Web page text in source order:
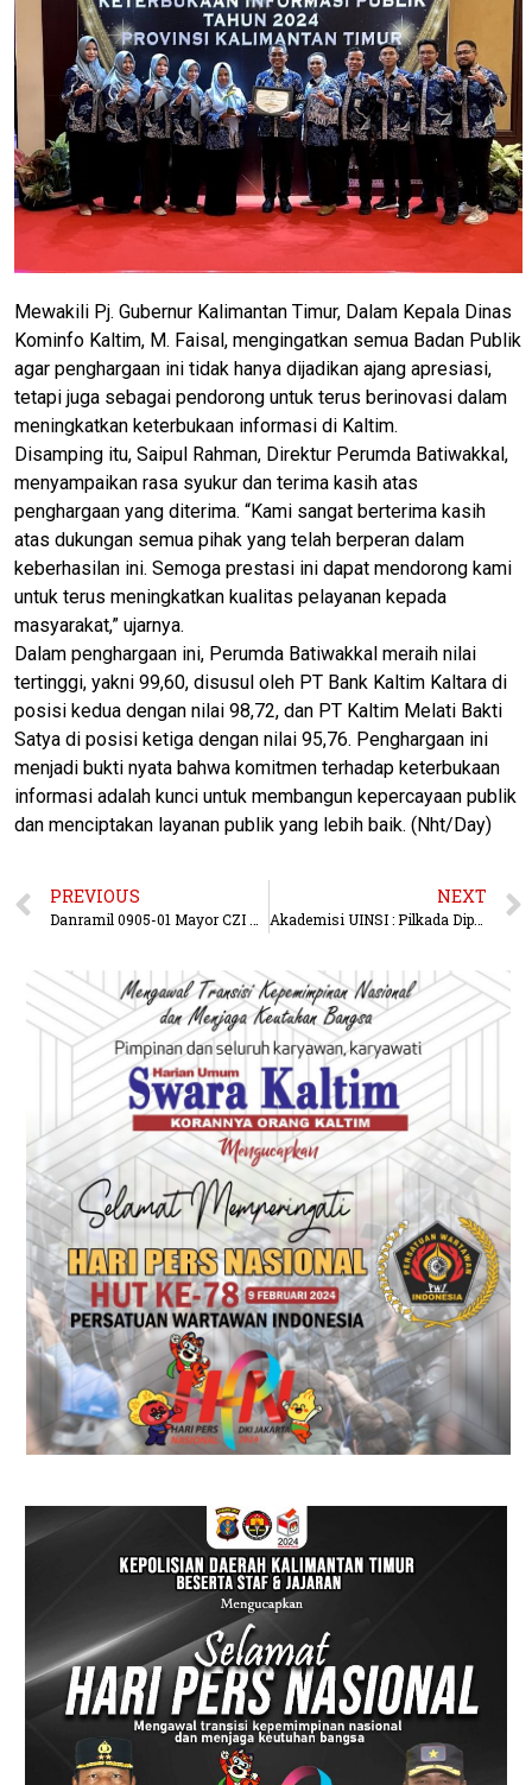
Mewakili Pj. Gubernur Kalimantan Timur, Dalam Kepala Dinas
Kominfo Kaltim, M. Faisal, mengingatkan semua Badan Publik
agar penghargaan ini tidak hanya dijadikan ajang apresiasi,
tetapi juga sebagai pendorong untuk terus berinovasi dalam
meningkatkan keterbukaan informasi di Kaltim.
Disamping itu, Saipul Rahman, Direktur Perumda Batiwakkal,
menyampaikan rasa syukur dan terima kasih atas
penghargaan yang diterima. “Kami sangat berterima kasih
atas dukungan semua pihak yang telah berperan dalam
keberhasilan ini. Semoga prestasi ini dapat mendorong kami
untuk terus meningkatkan kualitas pelayanan kepada
masyarakat,” ujarnya.
Dalam penghargaan ini, Perumda Batiwakkal meraih nilai
tertinggi, yakni 99,60, disusul oleh PT Bank Kaltim Kaltara di
posisi kedua dengan nilai 98,72, dan PT Kaltim Melati Bakti
Satya di posisi ketiga dengan nilai 95,76. Penghargaan ini
menjadi bukti nyata bahwa komitmen terhadap keterbukaan
informasi adalah kunci untuk membangun kepercayaan publik
dan menciptakan layanan publik yang lebih baik. (Nht/Day)
PREVIOUS
Danramil 0905-01 Mayor CZI Ashari Dampingi Walikota Balikpapan, Tinjau Lokasi Drainase DAS AMPAL Lanjutan
NEXT
Akademisi UINSI : Pilkada Dipilih DPRD Kemunduran Demokrasi